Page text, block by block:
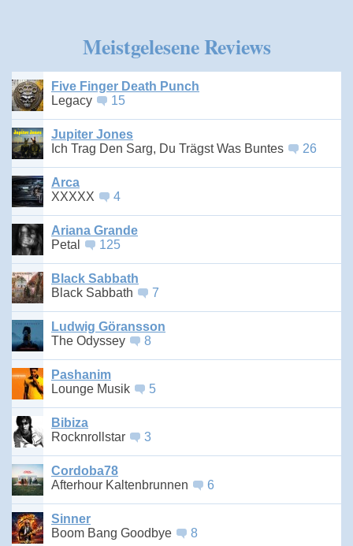
Meistgelesene Reviews
Five Finger Death Punch
Legacy
15
Jupiter Jones
Ich Trag Den Sarg, Du Trägst Was Buntes
26
Arca
XXXXX
4
Ariana Grande
Petal
125
Black Sabbath
Black Sabbath
7
Ludwig Göransson
The Odyssey
8
Pashanim
Lounge Musik
5
Bibiza
Rocknrollstar
3
Cordoba78
Afterhour Kaltenbrunnen
6
Sinner
Boom Bang Goodbye
8